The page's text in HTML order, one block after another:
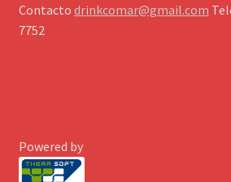
Contacto drinkcomar@gmail.com
7752
Powered by